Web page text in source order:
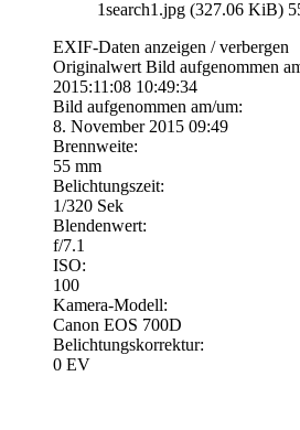
1search1.jpg (327.06 KiB)
EXIF-Daten anzeigen / verbergen
Originalwert Bild aufgenommen
2015:11:08 10:49:34
Bild aufgenommen am/um:
8. November 2015 09:49
Brennweite:
55 mm
Belichtungszeit:
1/320 Sek
Blendenwert:
f/7.1
ISO:
100
Kamera-Modell:
Canon EOS 700D
Belichtungskorrektur:
0 EV